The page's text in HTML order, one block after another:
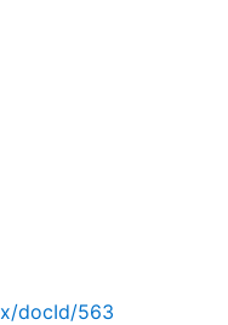
docId/563